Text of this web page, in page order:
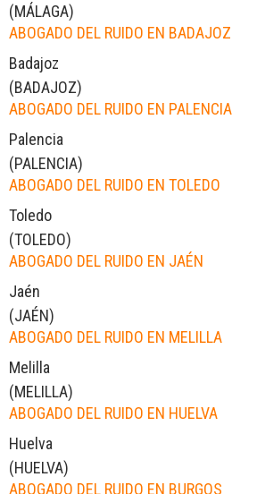
(MÁLAGA)
ABOGADO DEL RUIDO EN BADAJOZ
Badajoz
(BADAJOZ)
ABOGADO DEL RUIDO EN PALENCIA
Palencia
(PALENCIA)
ABOGADO DEL RUIDO EN TOLEDO
Toledo
(TOLEDO)
ABOGADO DEL RUIDO EN JAÉN
Jaén
(JAÉN)
ABOGADO DEL RUIDO EN MELILLA
Melilla
(MELILLA)
ABOGADO DEL RUIDO EN HUELVA
Huelva
(HUELVA)
ABOGADO DEL RUIDO EN BURGOS